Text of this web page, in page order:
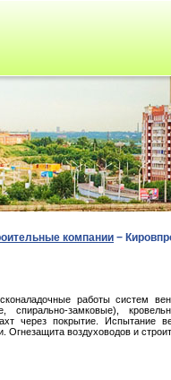
компании −
работы систем
замковые),
через покрытие. Испытание
Огнезащита воздуховодов и